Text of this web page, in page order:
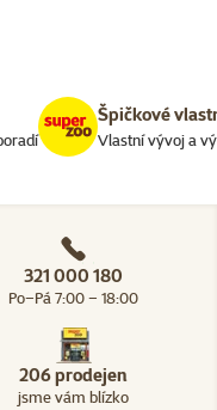
Špičkové
Vlastní vývoj a
321 000 180
Po–Pá 7:00 – 18:00
206 prodejen
jsme vám blízko